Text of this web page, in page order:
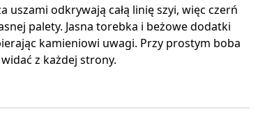
uszami odkrywają całą linię szyi, więc czerń
palety. Jasna torebka i beżowe dodatki
kamieniowi uwagi. Przy prostym boba
z każdej strony.